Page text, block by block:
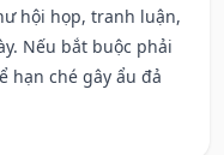
hội họp, tranh luận,
Nếu bắt buộc phải
hạn ché gây ẩu đả